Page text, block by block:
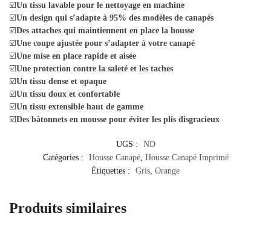
☑️Un tissu lavable pour le nettoyage en machine
☑️Un design qui s’adapte à 95% des modèles de canapés
☑️Des attaches qui maintiennent en place la housse
☑️Une coupe ajustée pour s’adapter à votre canapé
☑️Une mise en place rapide et aisée
☑️Une protection contre la saleté et les taches
☑️Un tissu dense et opaque
☑️Un tissu doux et confortable
☑️Un tissu extensible haut de gamme
☑️Des bâtonnets en mousse pour éviter les plis disgracieux
UGS :
ND
Catégories :
Housse Canapé, Housse Canapé Imprimé
Étiquettes :
Gris, Orange
Produits similaires